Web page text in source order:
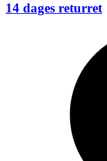
14 dages returret